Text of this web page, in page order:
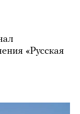
«Русская